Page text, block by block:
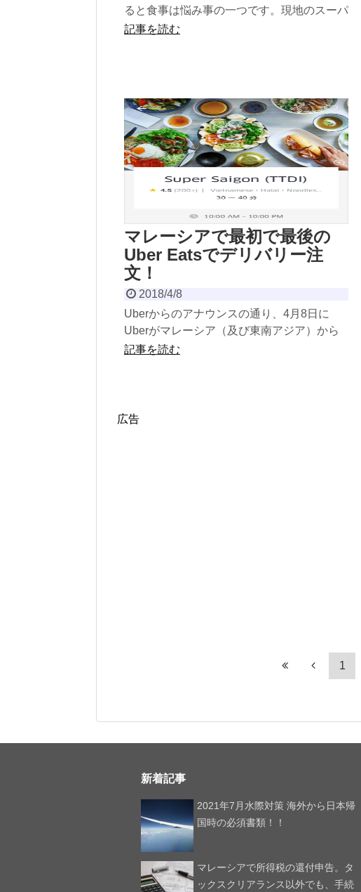
ると食事は悩み事の一つです。現地のスーパ
ーでどんな離乳食やおやつが手に入るか、価
記事を読む
マレーシアで最初で最後の
Uber Eatsでデリバリー注
文！
2018/4/8
Uberからのアナウンスの通り、4月8日に
Uberがマレーシア（及び東南アジア）から
撤退となり、Grabに吸収合併されます。
記事を読む
広告
1
新着記事
2021年7月水際対策 海外から日本帰
国時の必須書類！！
マレーシアで所得税の還付申告。タ
ックスクリアランス以外でも、手続